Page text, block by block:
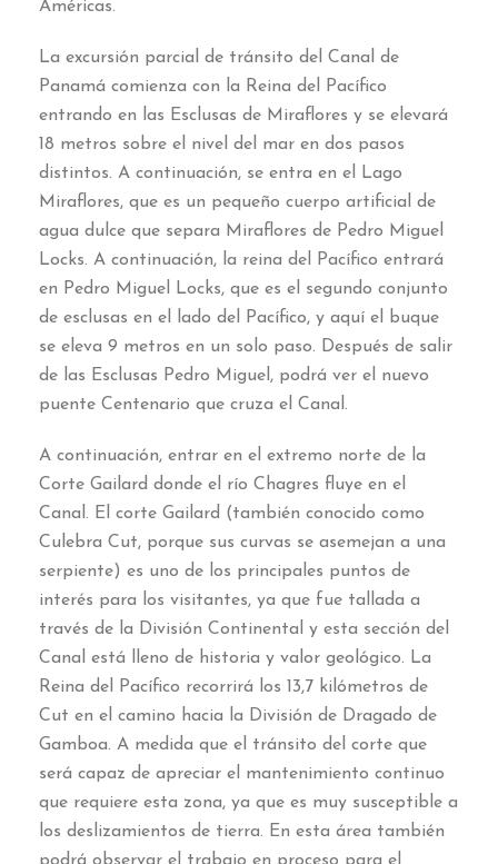
Américas.
La excursión parcial de tránsito del Canal de
Panamá comienza con la Reina del Pacífico
entrando en las Esclusas de Miraflores y se elevará
18 metros sobre el nivel del mar en dos pasos
distintos. A continuación, se entra en el Lago
Miraflores, que es un pequeño cuerpo artificial de
agua dulce que separa Miraflores de Pedro Miguel
Locks. A continuación, la reina del Pacífico entrará
en Pedro Miguel Locks, que es el segundo conjunto
de esclusas en el lado del Pacífico, y aquí el buque
se eleva 9 metros en un solo paso. Después de salir
de las Esclusas Pedro Miguel, podrá ver el nuevo
puente Centenario que cruza el Canal.
A continuación, entrar en el extremo norte de la
Corte Gailard donde el río Chagres fluye en el
Canal. El corte Gailard (también conocido como
Culebra Cut, porque sus curvas se asemejan a una
serpiente) es uno de los principales puntos de
interés para los visitantes, ya que fue tallada a
través de la División Continental y esta sección del
Canal está lleno de historia y valor geológico. La
Reina del Pacífico recorrirá los 13,7 kilómetros de
Cut en el camino hacia la División de Dragado de
Gamboa. A medida que el tránsito del corte que
será capaz de apreciar el mantenimiento continuo
que requiere esta zona, ya que es muy susceptible a
los deslizamientos de tierra. En esta área también
podrá observar el trabajo en proceso para el